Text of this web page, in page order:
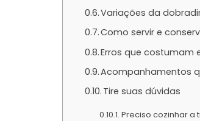
Variações da
Como servir e
Erros que costumam
Acompanhamentos
Tire suas dúvidas
Preciso cozinhar a